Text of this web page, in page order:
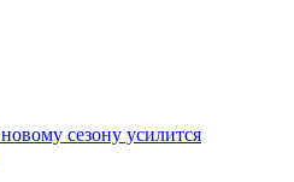
сезону усилится